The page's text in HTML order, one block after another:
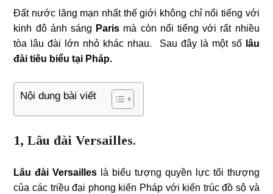
Đất nước lãng mạn nhất thế giới không chỉ nổi tiếng với
kinh đô ánh sáng Paris mà còn nổi tiếng với rất nhiều
tòa lâu đài lớn nhỏ khác nhau. Sau đây là một sốlâu
đài tiêu biểu tại Pháp.
Nội dung bài viết
1, Lâu đài Versailles.
Lâu đài Versailles là biểu tượng quyền lực tối thượng
của các triều đại phong kiến Pháp với kiến trúc đồ sộ và